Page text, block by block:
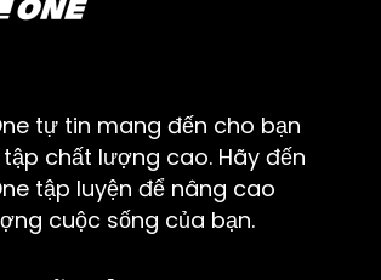
tự tin mang đến cho bạn
chất lượng cao. Hãy đến
tập luyện để nâng cao
cuộc sống của bạn.